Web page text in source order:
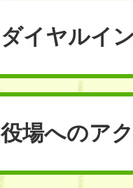
ダイヤルイン
役場へのア